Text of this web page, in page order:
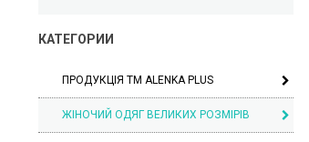
КАТЕГОРИИ
ПРОДУКЦІЯ ТМ ALENKA PLUS
ЖІНОЧИЙ ОДЯГ ВЕЛИКИХ РОЗМІРІВ